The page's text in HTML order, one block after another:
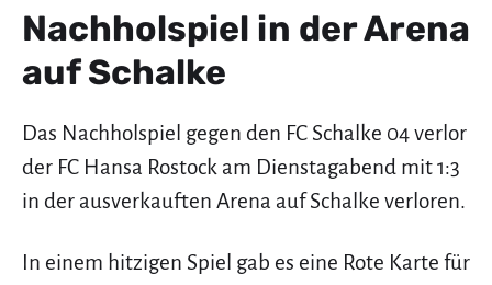
Nachholspiel in der Arena
auf Schalke
Das Nachholspiel gegen den FC Schalke 04 verlor
der FC Hansa Rostock am Dienstagabend mit 1:3
in der ausverkauften Arena auf Schalke verloren.
In einem hitzigen Spiel gab es eine Rote Karte für